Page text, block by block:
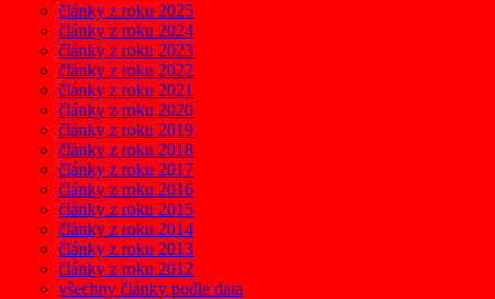
články z roku 2025
články z roku 2024
články z roku 2023
články z roku 2022
články z roku 2021
články z roku 2020
články z roku 2019
články z roku 2018
články z roku 2017
články z roku 2016
články z roku 2015
články z roku 2014
články z roku 2013
články z roku 2012
všechny články podle data